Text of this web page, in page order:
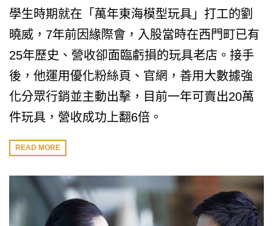
學生時期就在「萬年東海模型玩具」打工的劉
曉威，7年前因緣際會，入股當時在西門町已有
25年歷史、營收卻面臨虧損的玩具老店。接手
後，他運用優化粉絲頁、官網，善用大數據強
化分眾行銷並主動出擊，目前一年可賣出20萬
件玩具，營收成功上翻6倍。
READ MORE